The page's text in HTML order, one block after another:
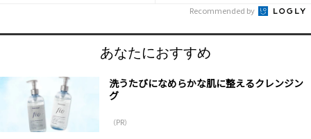
Recommended by
あなたにおすすめ
洗うたびになめらかな肌に整えるクレンジン
グ
（PR）